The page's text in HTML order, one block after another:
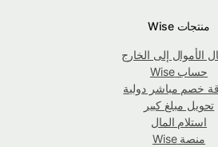
منتجات Wise
إلى الخارج
حساب Wise
خصم مباشر دولية
مبلغ كبير
استلام المال
منصة Wise